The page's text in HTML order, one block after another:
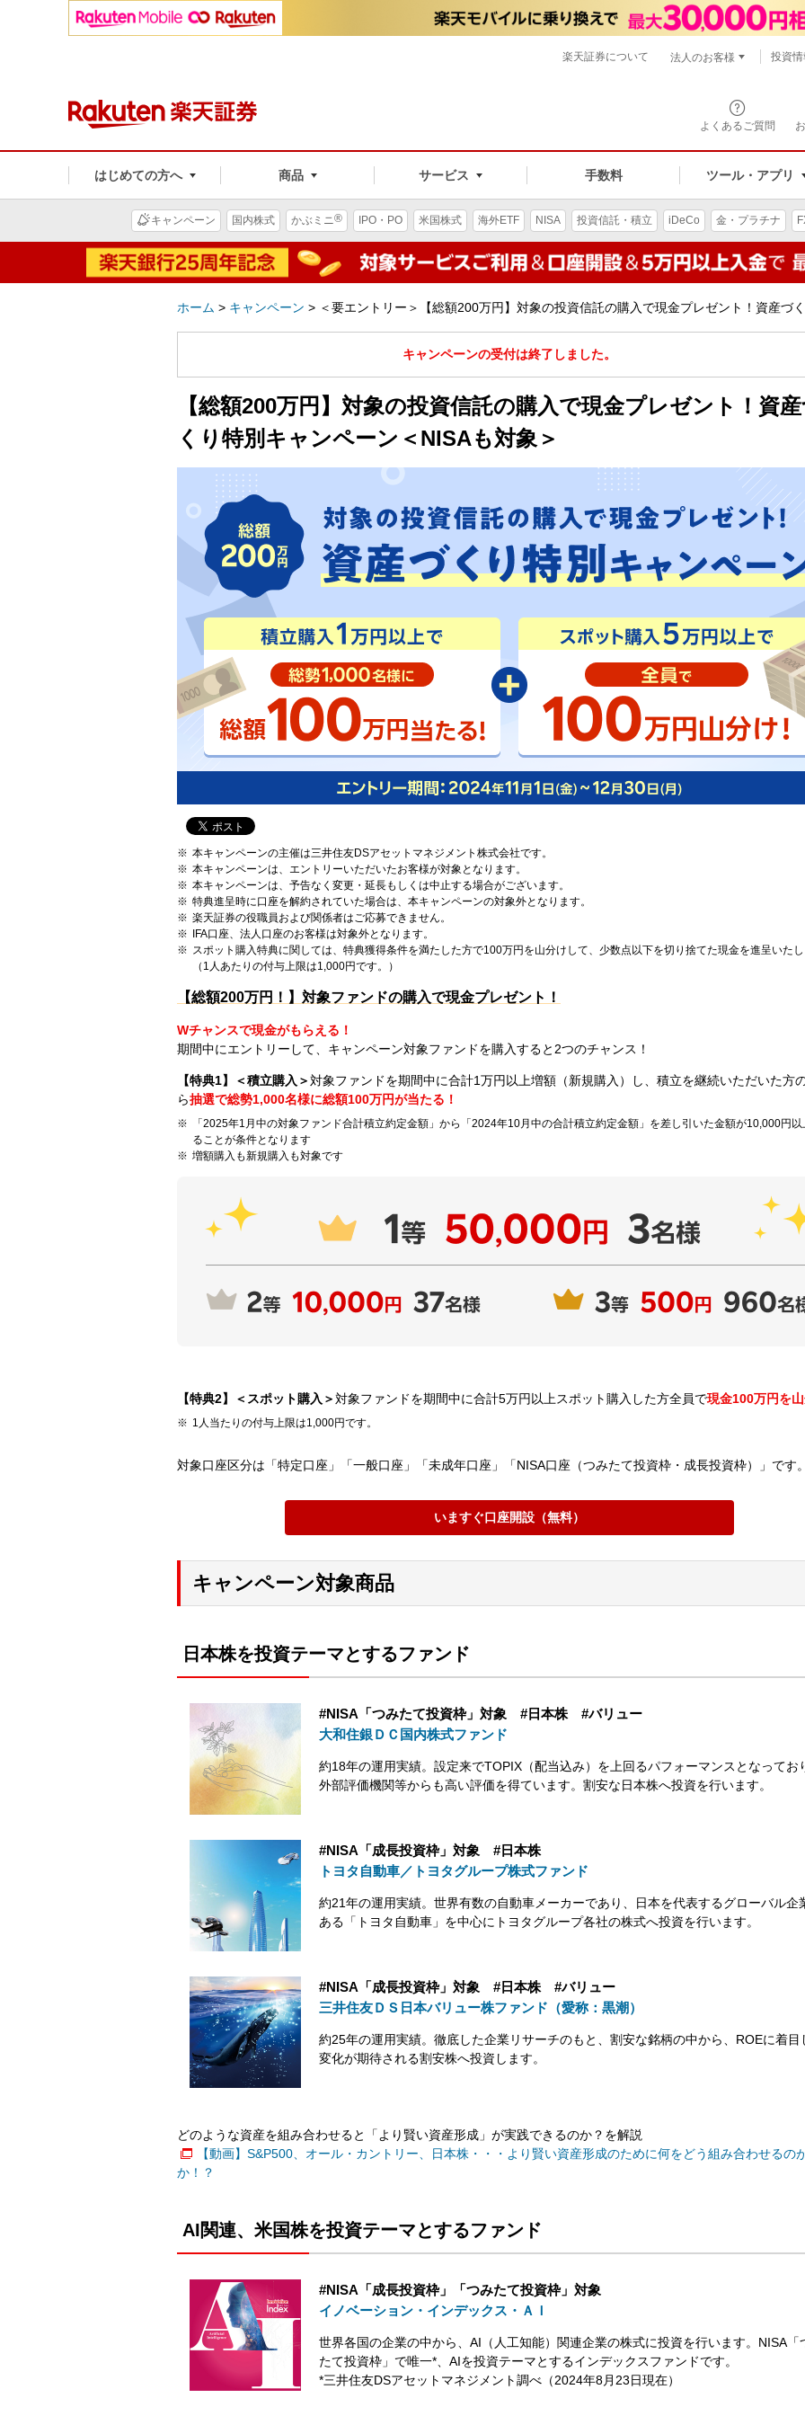
よくあるご質問
はじめての方へ 商品 サービス 手数料 ツール・アプリ
楽天証券について 法人のお客様 投資
キャンペーン 国内株式 かぶミニ® IPO・PO 米国株式 海外ETF NISA 投資信託・積立 iDeCo 金・プラチナ
ホーム > キャンペーン > ＜要エントリー＞【総額200万円】対象の投資信託の購入で現金プレゼント！資産づ
キャンペーンの受付は終了しました。
【総額200万円】対象の投資信託の購入で現金プレゼント！資
くり特別キャンペーン＜NISAも対象＞
本キャンペーンの主催は三井住友DSアセットマネジメント株式会社です。
本キャンペーンは、エントリーいただいたお客様が対象となります。
本キャンペーンは、予告なく変更・延長もしくは中止する場合がございます。
特典進呈時に口座を解約されていた場合は、本キャンペーンの対象外となります。
楽天証券の役職員および関係者はご応募できません。
IFA口座、法人口座のお客様は対象外となります。
スポット購入特典に関しては、特典獲得条件を満たした方で100万円を山分けして、少数点以下を切り捨てた現金を進呈いたし
（1人あたりの付与上限は1,000円です。）
【総額200万円！】対象ファンドの購入で現金プレゼント！
Wチャンスで現金がもらえる！
期間中にエントリーして、キャンペーン対象ファンドを購入すると2つのチャンス！
【特典1】＜積立購入＞対象ファンドを期間中に合計1万円以上増額（新規購入）し、積立を継続いただいた方
ら抽選で総勢1,000名様に総額100万円が当たる！
「2025年1月中の対象ファンド合計積立約定金額」から「2024年10月中の合計積立約定金額」を差し引いた金額が10,000円以
ることが条件となります
増額購入も新規購入も対象です
【特典2】＜スポット購入＞対象ファンドを期間中に合計5万円以上スポット購入した方全員で現金100万円を山
1人当たりの付与上限は1,000円です。
対象口座区分は「特定口座」「一般口座」「未成年口座」「NISA口座（つみたて投資枠・成長投資枠）」です。
いますぐ口座開設（無料）
キャンペーン対象商品
日本株を投資テーマとするファンド
#NISA「つみたて投資枠」対象 #日本株 #バリュー
大和住銀ＤＣ国内株式ファンド
約18年の運用実績。設定来でTOPIX（配当込み）を上回るパフォーマンスとなってお
外部評価機関等からも高い評価を得ています。割安な日本株へ投資を行います。
#NISA「成長投資枠」対象 #日本株
トヨタ自動車／トヨタグループ株式ファンド
約21年の運用実績。世界有数の自動車メーカーであり、日本を代表するグローバル企
ある「トヨタ自動車」を中心にトヨタグループ各社の株式へ投資を行います。
#NISA「成長投資枠」対象 #日本株 #バリュー
三井住友ＤＳ日本バリュー株ファンド（愛称：黒潮）
約25年の運用実績。徹底した企業リサーチのもと、割安な銘柄の中から、ROEに着目
変化が期待される割安株へ投資します。
どのような資産を組み合わせると「より賢い資産形成」が実践できるのか？を解説
【動画】S&P500、オール・カントリー、日本株・・・より賢い資産形成のために何をどう組み合わせるの
か！？
AI関連、米国株を投資テーマとするファンド
#NISA「成長投資枠」「つみたて投資枠」対象
イノベーション・インデックス・ＡＩ
世界各国の企業の中から、AI（人工知能）関連企業の株式に投資を行います。NISA「
たて投資枠」で唯一*、AIを投資テーマとするインデックスファンドです。
*三井住友DSアセットマネジメント調べ（2024年8月23日現在）